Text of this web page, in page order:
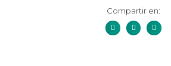
Compartir en: